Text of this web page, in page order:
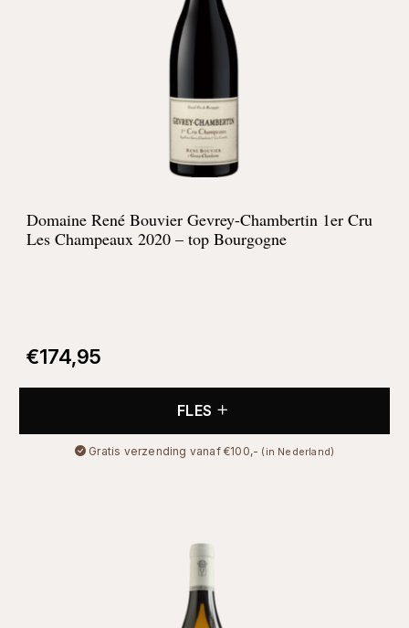
Domaine René Bouvier Gevrey-Chambertin 1er Cru
Les Champeaux 2020 – top Bourgogne
€174,95
FLES
Gratis verzending vanaf €100,- (in Nederland)